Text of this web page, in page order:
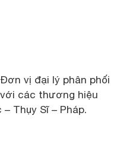
vị đại lý phân phối
các thương hiệu
Thụy Sĩ – Pháp.